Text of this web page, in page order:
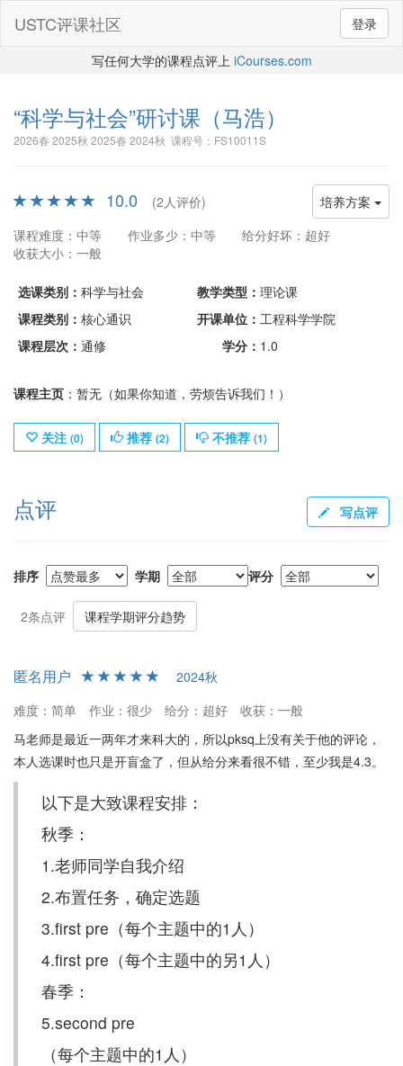
登录
USTC评课社区
写任何大学的课程点评上 iCourses.com
“科学与社会”研讨课 （马浩）
2026春 2025秋 2025春 2024秋 课程号：FS10011S
培养方案
10.0
(2人评价)
课程难度：中等
作业多少：中等
给分好坏：超好
收获大小：一般
选课类别： 科学与社会 教学类型： 理论课
课程类别： 核心通识 开课单位： 工程科学学院
课程层次： 通修 学分： 1.0
课程主页 ：暂无（如果你知道，劳烦告诉我们！）
关注 (0) 推荐 (2) 不推荐 (1)
点评 写点评
排序 学期 评分
2条点评 课程学期评分趋势
匿名用户
2024秋
难度：简单
作业：很少 给分：超好
收获：一般
马老师是最近一两年才来科大的，所以pksq上没有关于他的评论，
本人选课时也只是开盲盒了，但从给分来看很不错，至少我是4.3。
以下是大致课程安排：
秋季：
1.老师同学自我介绍
2.布置任务，确定选题
3.first pre（每个主题中的1人）
4.first pre（每个主题中的另1人）
春季：
5.second pre
（每个主题中的1人）